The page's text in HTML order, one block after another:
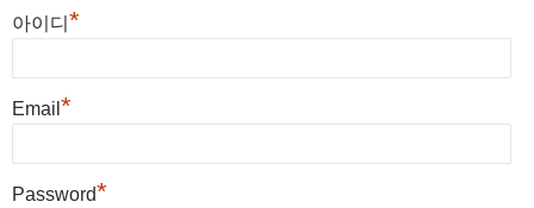
아이디 *
Email *
Password*